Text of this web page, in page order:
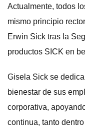
Actualmente, todos
mismo principio
Erwin Sick tras la
productos SICK en
Gisela Sick se
bienestar de sus
corporativa,
continua, tanto